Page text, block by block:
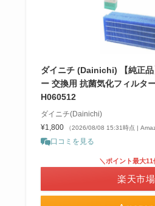
ダイニチ (Dainichi) 【純正品
ー 交換用 抗菌気化フィルタ
H060512
ダイニチ(Dainichi)
¥1,800
（2026/08/08 15:31時点 |
口コミを見る
＼ポイント最大11
楽天市場